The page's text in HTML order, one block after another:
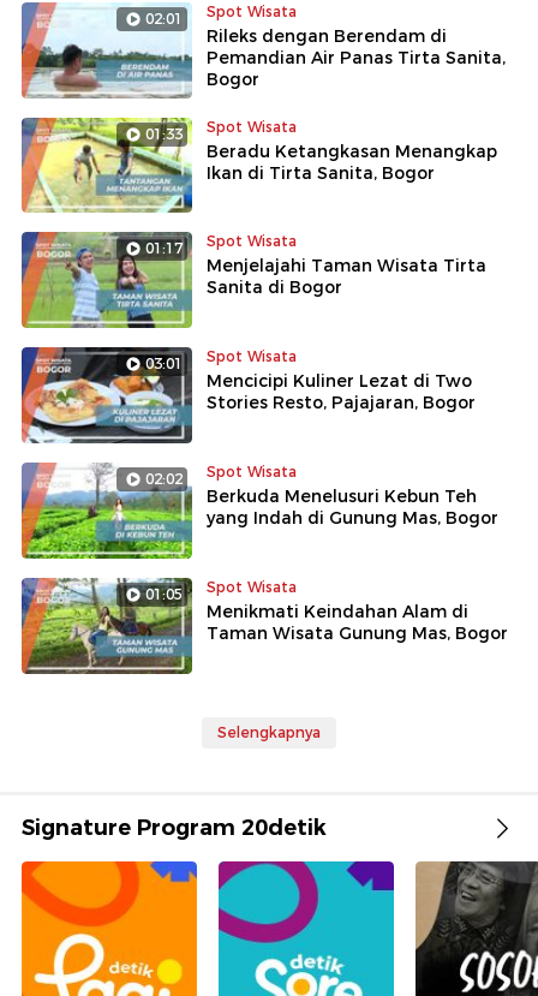
02:01 Spot Wisata
Rileks dengan Berendam di
Pemandian Air Panas Tirta Sanita,
Bogor
01:33 Spot Wisata
Beradu Ketangkasan Menangkap
Ikan di Tirta Sanita, Bogor
01:17 Spot Wisata
Menjelajahi Taman Wisata Tirta
Sanita di Bogor
03:01 Spot Wisata
Mencicipi Kuliner Lezat di Two
Stories Resto, Pajajaran, Bogor
02:02 Spot Wisata
Berkuda Menelusuri Kebun Teh
yang Indah di Gunung Mas, Bogor
01:05 Spot Wisata
Menikmati Keindahan Alam di
Taman Wisata Gunung Mas, Bogor
Selengkapnya
Signature Program 20detik